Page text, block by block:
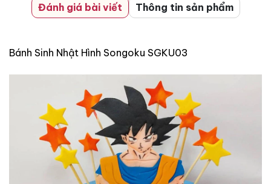
Đánh giá bài viết Thông tin sản phẩm
Bánh Sinh Nhật Hình Songoku SGKU03